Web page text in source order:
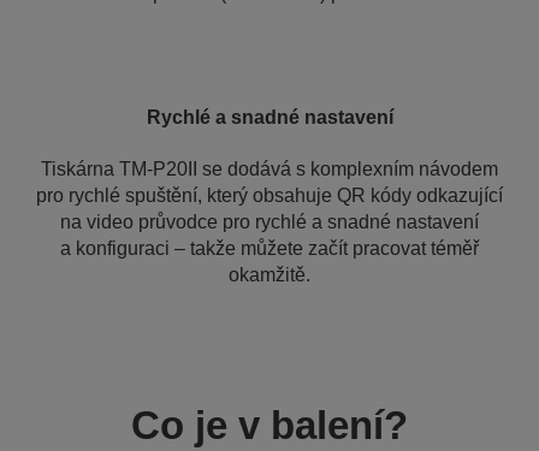
Rychlé a snadné nastavení
Tiskárna TM-P20II se dodává s komplexním návodem
pro rychlé spuštění, který obsahuje QR kódy odkazující
na video průvodce pro rychlé a snadné nastavení
a konfiguraci – takže můžete začít pracovat téměř
okamžitě.
Co je v balení?